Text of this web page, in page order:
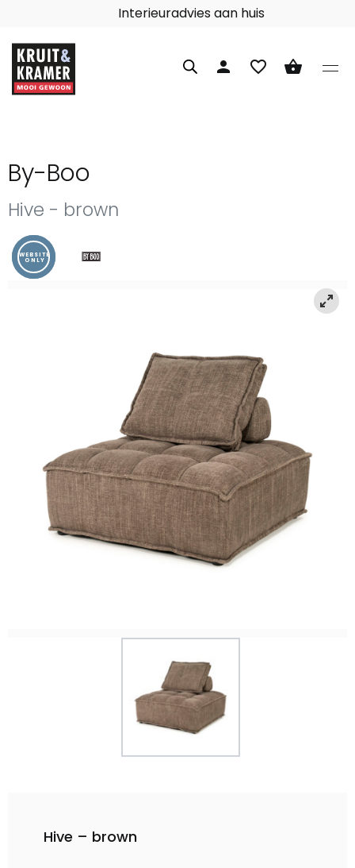
Interieuradvies aan huis
person favorite_border shopping_basket
By-Boo
Hive - brown
WEBSITE
ONLY
Hive – brown